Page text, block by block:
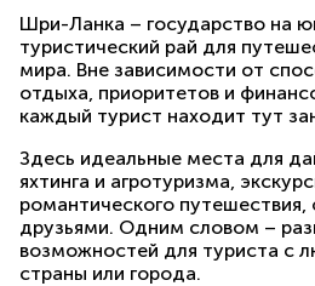
Шри-Ланка – государство на
туристический рай для
мира. Вне зависимости от
отдыха, приоритетов и
каждый турист находит тут
Здесь идеальные места для
яхтинга и агротуризма,
романтического
друзьями. Одним словом –
возможностей для туриста с
страны или города.